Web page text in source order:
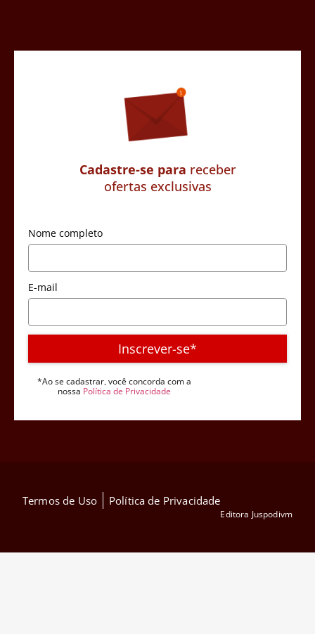
Cadastre-se para receber
ofertas exclusivas
Nome completo
E-mail
Inscrever-se*
*Ao se cadastrar, você concorda com a
nossa Política de Privacidade
Termos de Uso Política de Privacidade
Editora Juspodivm